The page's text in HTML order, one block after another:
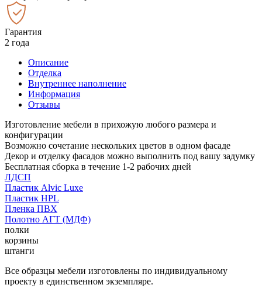
Гарантия
2 года
Описание
Отделка
Внутреннее наполнение
Информация
Отзывы
Изготовление мебели в прихожую любого размера и
конфигурации
Возможно сочетание нескольких цветов в одном фасаде
Декор и отделку фасадов можно выполнить под вашу задумку
Бесплатная сборка в течение 1-2 рабочих дней
ЛДСП
Пластик Alvic Luxe
Пластик HPL
Пленка ПВХ
Полотно АГТ (МДФ)
полки
корзины
штанги
Все образцы мебели изготовлены по индивидуальному
проекту в единственном экземпляре.